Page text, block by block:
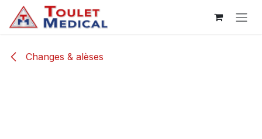
Se rendre au contenu
Changes & alèses